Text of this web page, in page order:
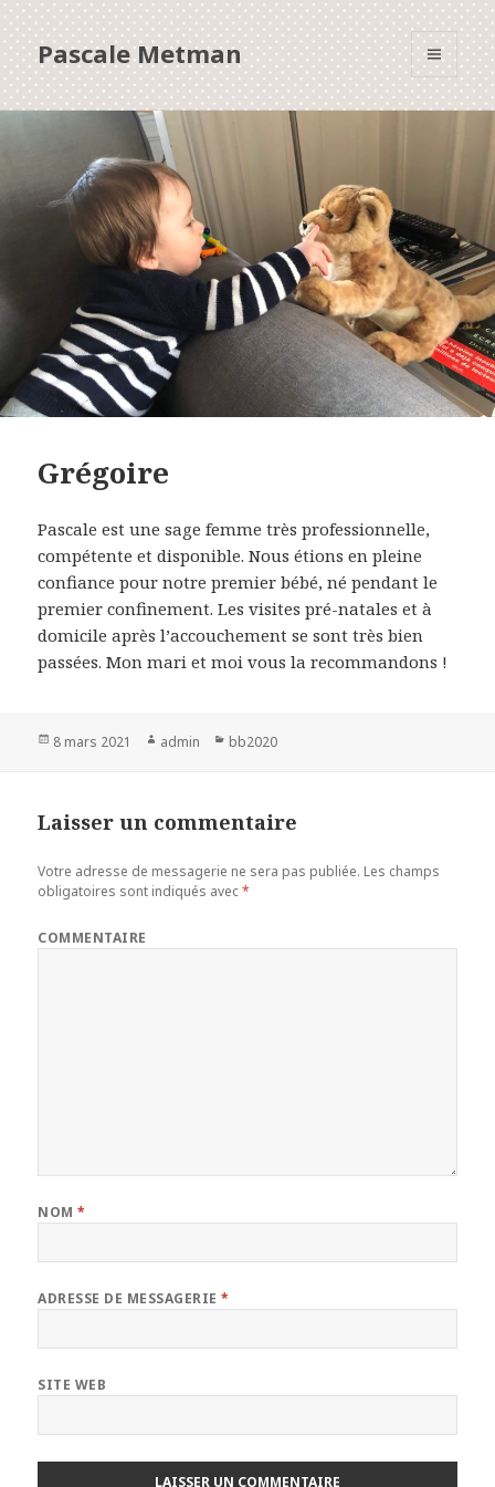
Pascale Metman
MENU
ET
Grégoire
Pascale est une sage femme très professionnelle,
compétente et disponible. Nous étions en pleine
confiance pour notre premier bébé, né pendant le
premier confinement. Les visites pré-natales et à
domicile après l’accouchement se sont très bien
passées. Mon mari et moi vous la recommandons !
Publié
8 mars 2021 Auteur
admin Catégories
bb2020
Laisser un commentaire
Votre adresse de messagerie ne sera pas publiée. Les champs
obligatoires sont indiqués avec*
COMMENTAIRE
NOM*
ADRESSE DE MESSAGERIE*
SITE WEB